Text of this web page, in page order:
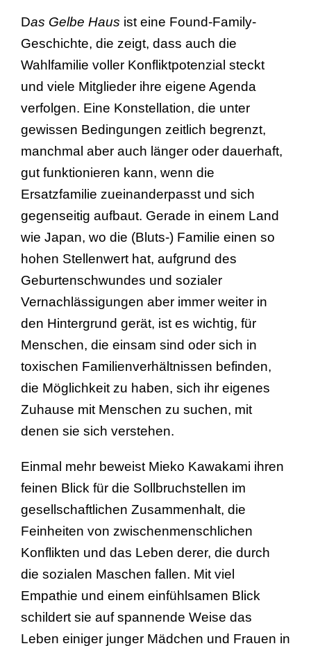
Das Gelbe Haus ist eine Found-Family-
Geschichte, die zeigt, dass auch die
Wahlfamilie voller Konfliktpotenzial steckt
und viele Mitglieder ihre eigene Agenda
verfolgen. Eine Konstellation, die unter
gewissen Bedingungen zeitlich begrenzt,
manchmal aber auch länger oder dauerhaft,
gut funktionieren kann, wenn die
Ersatzfamilie zueinanderpasst und sich
gegenseitig aufbaut. Gerade in einem Land
wie Japan, wo die (Bluts-) Familie einen so
hohen Stellenwert hat, aufgrund des
Geburtenschwundes und sozialer
Vernachlässigungen aber immer weiter in
den Hintergrund gerät, ist es wichtig, für
Menschen, die einsam sind oder sich in
toxischen Familienverhältnissen befinden,
die Möglichkeit zu haben, sich ihr eigenes
Zuhause mit Menschen zu suchen, mit
denen sie sich verstehen.
Einmal mehr beweist Mieko Kawakami ihren
feinen Blick für die Sollbruchstellen im
gesellschaftlichen Zusammenhalt, die
Feinheiten von zwischenmenschlichen
Konflikten und das Leben derer, die durch
die sozialen Maschen fallen. Mit viel
Empathie und einem einfühlsamen Blick
schildert sie auf spannende Weise das
Leben einiger junger Mädchen und Frauen in